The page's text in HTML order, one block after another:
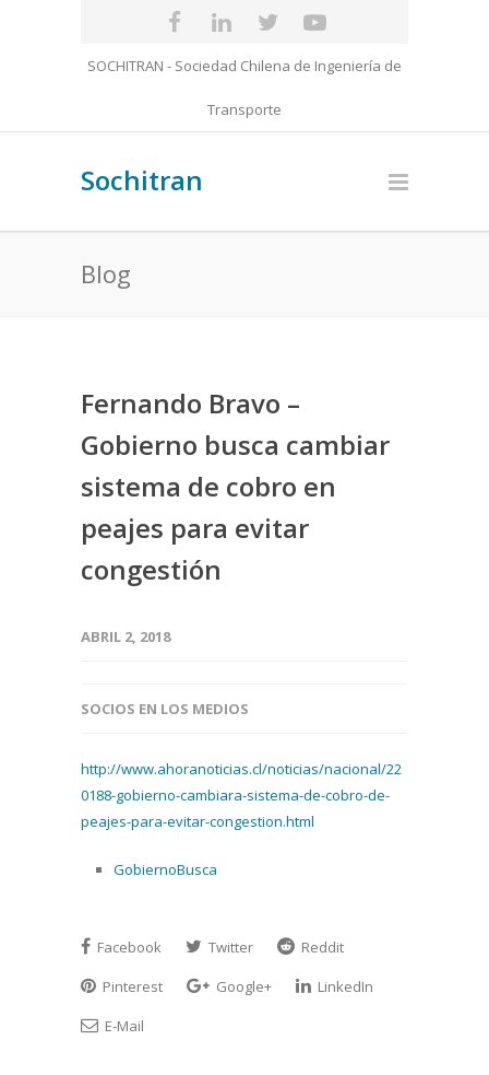
SOCHITRAN - Sociedad Chilena de Ingeniería de
Transporte
Sochitran
Blog
Fernando Bravo –
Gobierno busca cambiar
sistema de cobro en
peajes para evitar
congestión
ABRIL 2, 2018
SOCIOS EN LOS MEDIOS
http://www.ahoranoticias.cl/noticias/nacional/22
0188-gobierno-cambiara-sistema-de-cobro-de-
peajes-para-evitar-congestion.html
GobiernoBusca
Facebook Twitter
Reddit
Pinterest
Google+
LinkedIn
E-Mail